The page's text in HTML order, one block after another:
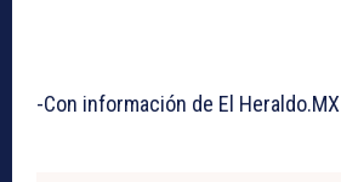
-Con información de El Heraldo.MX